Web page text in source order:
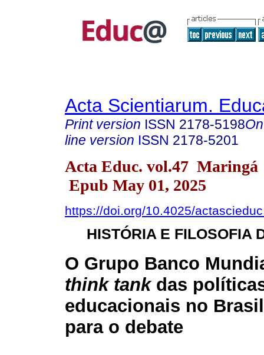
Acta Scientiarum.
Print version ISSN 2178-5198
line version ISSN 2178-5201
Acta Educ. vol.47 Maringá
Epub May 01, 2025
https://doi.org/10.4025/
HISTÓRIA E FILOSOFIA
O Grupo Banco
think tankdas
educacionais no
para o debate